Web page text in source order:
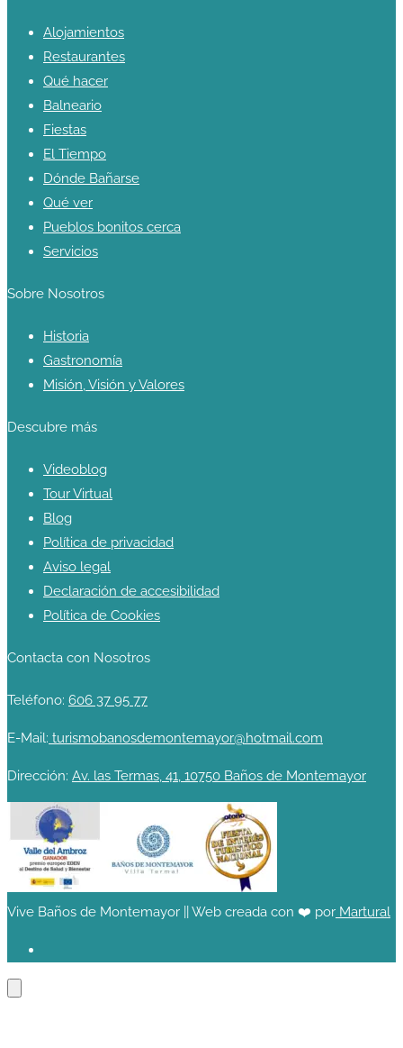
Alojamientos
Restaurantes
Qué hacer
Balneario
Fiestas
El Tiempo
Dónde Bañarse
Qué ver
Pueblos bonitos cerca
Servicios
Sobre Nosotros
Historia
Gastronomía
Misión, Visión y Valores
Descubre más
Videoblog
Tour Virtual
Blog
Política de privacidad
Aviso legal
Declaración de accesibilidad
Política de Cookies
Contacta con Nosotros
Teléfono: 606 37 95 77
E-Mail: turismobanosdemontemayor@hotmail.com
Dirección: Av. las Termas, 41, 10750 Baños de Montemayor
Vive Baños de Montemayor || Web creada con ❤️ por Martural